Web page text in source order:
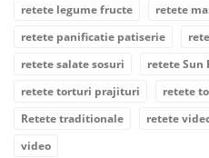
retete legume fructe
retete
retete panificatie patiserie
retete salate sosuri
retete Sun
retete torturi prajituri
retete
Retete traditionale
retete
video